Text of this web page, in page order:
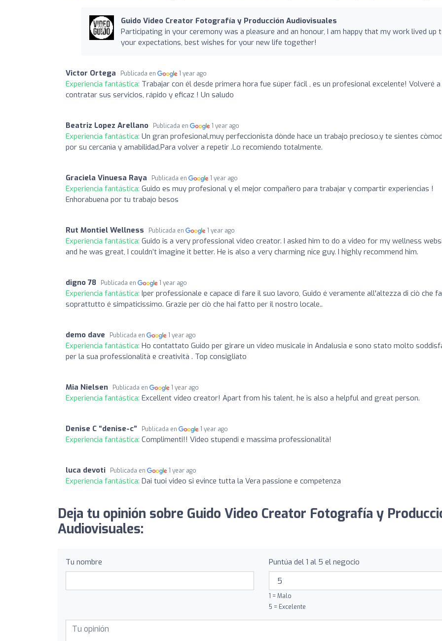
Guido Video Creator Fotografía y Producción Audiovisuales
Participating in your ceremony was a pleasure and an honour, I am happy that my work lived up
your expectations, best wishes for your new life together!
Victor Ortega Publicada en 1 year ago
Experiencia fantástica: Trabajar con él desde primera hora fue súper fácil , es un profesional excelente! Volveré a
contratar sus servicios, rápido y eficaz ! Un saludo
Beatriz Lopez Arellano Publicada en 1 year ago
Experiencia fantástica: Un gran profesional,muy perfeccionista dònde hace un trabajo precioso,y te sientes
por su cercanìa y amabilidad.Para volver a repetir .Lo recomiendo totalmente.
Graciela Vinuesa Raya Publicada en 1 year ago
Experiencia fantástica: Guido es muy profesional y el mejor compañero para trabajar y compartir experiencias !
Enhorabuena por tu trabajo besos
Rut Montiel Wellness Publicada en 1 year ago
Experiencia fantástica: Guido is a very professional video creator. I asked him to do a video for my wellness
and he was great, I couldn’t imagine it better. He is also a very charming nice guy. I highly recommend him.
digno 78 Publicada en 1 year ago
Experiencia fantástica: Iper professionale e capace di fare il suo lavoro, Guido é veramente all'altezza di ciò che
soprattutto é simpaticissimo. Grazie per ciò che hai fatto per il nostro locale..
demo dave Publicada en 1 year ago
Experiencia fantástica: Ho contattato Guido per girare un video musicale in Andalusia e sono stato molto
per la sua professionalità e creatività . Top consigliato
Mia Nielsen Publicada en 1 year ago
Experiencia fantástica: Excellent video creator! Apart from his talent, he is also a helpful and great person.
Denise C “denise-c” Publicada en 1 year ago
Experiencia fantástica: Complimenti!! Video stupendi e massima professionalità!
luca devoti Publicada en 1 year ago
Experiencia fantástica: Dai tuoi video si evince tutta la Vera passione e competenza
Deja tu opinión sobre Guido Video Creator Fotografía y
Audiovisuales:
Tu nombre Puntúa del 1 al 5 el negocio
1 = Malo
5 = Excelente